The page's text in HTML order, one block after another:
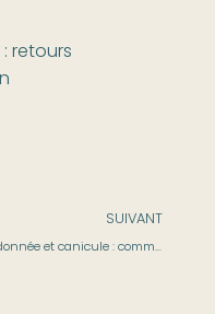
retours
SUIVANT
Randonnée et canicule : comment profiter de la montagne sans risque ?